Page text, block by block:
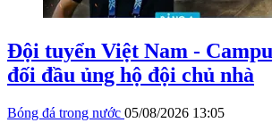
Đội tuyển Việt Nam -
đối đầu ủng hộ đội chủ nhà
Bóng đá trong nước 05/08/2026 13:05